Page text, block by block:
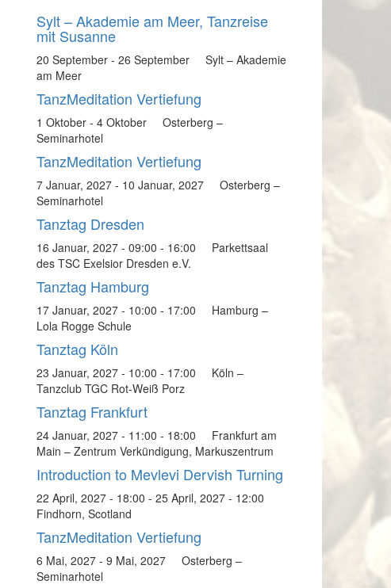
Sylt – Akademie am Meer, Tanzreise
mit Susanne
20 September - 26 September
Sylt – Akademie
am Meer
TanzMeditation Vertiefung
1 Oktober - 4 Oktober
Osterberg –
Seminarhotel
TanzMeditation Vertiefung
7 Januar, 2027 - 10 Januar, 2027
Osterberg –
Seminarhotel
Tanztag Dresden
16 Januar, 2027 - 09:00 - 16:00
Parkettsaal
des TSC Exelsior Dresden e.V.
Tanztag Hamburg
17 Januar, 2027 - 10:00 - 17:00
Hamburg –
Lola Rogge Schule
Tanztag Köln
23 Januar, 2027 - 10:00 - 17:00
Köln –
Tanzclub TGC Rot-Weiß Porz
Tanztag Frankfurt
24 Januar, 2027 - 11:00 - 18:00
Frankfurt am
Main – Zentrum Verkündigung, Markuszentrum
Introduction to Mevlevi Dervish Turning
22 April, 2027 - 18:00 - 25 April, 2027 - 12:00
Findhorn, Scotland
TanzMeditation Vertiefung
6 Mai, 2027 - 9 Mai, 2027
Osterberg –
Seminarhotel